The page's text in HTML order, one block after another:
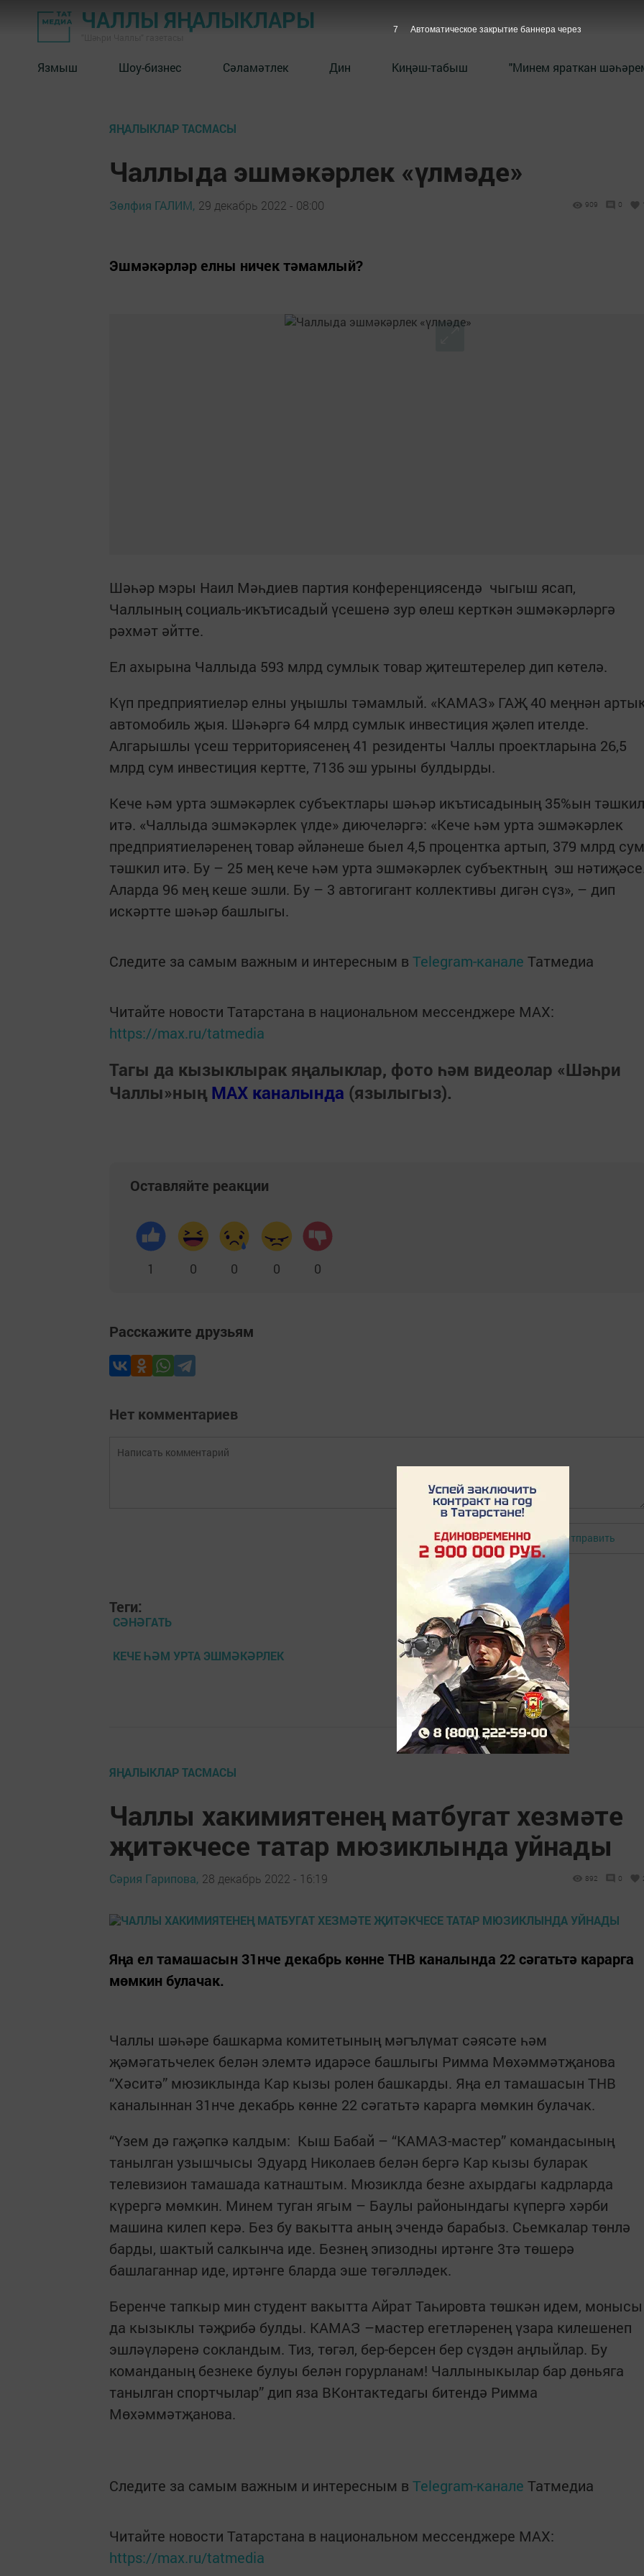
ЧАЛЛЫ ЯҢАЛЫКЛАРЫ
Язмыш Шоу-бизнес Сәламәтлек Дин Киңәш-табыш "Минем яраткан
ЯҢАЛЫКЛАР ТАСМАСЫ
Чаллыда эшмәкәрлек «үлмәде»
Зөлфия ГАЛИМ, 29 декабрь 2022 - 08:00 909 0
Эшмәкәрләр елны ничек тәмамлый?
Шәһәр мэры Наил Мәһдиев партия конференциясендә чыгыш ясап,
Чаллының социаль-икътисадый үсешенә зур өлеш керткән эшмәкәрләргә
рәхмәт әйтте.
Ел ахырына Чаллыда 593 млрд сумлык товар җитештерелер дип көтелә.
Күп предприятиеләр елны уңышлы тәмамлый. «КАМАЗ» ГАҖ 40 меңнән
автомобиль җыя. Шәһәргә 64 млрд сумлык инвестиция җәлеп ителде.
Алгарышлы үсеш территориясенең 41 резиденты Чаллы проектларына 26,5
млрд сум инвестиция кертте, 7136 эш урыны булдырды.
Кече һәм урта эшмәкәрлек субъектлары шәһәр икътисадының 35%ын тәшкил
итә. «Чаллыда эшмәкәрлек үлде» диючеләргә: «Кече һәм урта эшмәкәрлек
предприятиеләренең товар әйләнеше быел 4,5 процентка артып, 379 млрд сум
тәшкил итә. Бу – 25 мең кече һәм урта эшмәкәрлек субъектның эш
Аларда 96 мең кеше эшли. Бу – 3 автогигант коллективы дигән сүз», – дип
искәртте шәһәр башлыгы.
Следите за самым важным и интересным в Telegram-канале Татмедиа
Читайте новости Татарстана в национальном мессенджере MАХ:
https://max.ru/tatmedia
Тагы да кызыклырак яңалыклар, фото һәм видеолар «Шәһри
Чаллы»ның MAX каналында (язылыгыз).
Оставляйте реакции
1 0 0 0 0
Расскажите друзьям
Нет комментариев
Авторизоваться Отправить
Теги:
СӘНӘГАТЬ
КЕЧЕ ҺӘМ УРТА ЭШМӘКӘРЛЕК
ЯҢАЛЫКЛАР ТАСМАСЫ
Чаллы хакимиятенең матбугат хезмәте
җитәкчесе татар мюзиклында уйнады
Сәрия Гарипова, 28 декабрь 2022 - 16:19 892 0
Яңа ел тамашасын 31нче декабрь көнне ТНВ каналында 22 сәгатьтә карарга
мөмкин булачак.
Чаллы шәһәре башкарма комитетының мәгълүмат сәясәте һәм
җәмәгатьчелек белән элемтә идарәсе башлыгы Римма Мөхәммәтҗанова
“Хәситә” мюзиклында Кар кызы ролен башкарды. Яңа ел тамашасын ТНВ
каналыннан 31нче декабрь көнне 22 сәгатьтә карарга мөмкин булачак.
“Үзем дә гаҗәпкә калдым: Кыш Бабай – “КАМАЗ-мастер” командасының
танылган узышчысы Эдуард Николаев белән бергә Кар кызы буларак
телевизион тамашада катнаштым. Мюзиклда безне ахырдагы кадрларда
күрергә мөмкин. Минем туган ягым – Баулы районындагы күпергә хәрби
машина килеп керә. Без бу вакытта аның эчендә барабыз. Сьемкалар төнлә
барды, шактый салкынча иде. Безнең эпизодны иртәнге 3тә төшерә
башлаганнар иде, иртәнге 6ларда эше төгәлләдек.
Беренче тапкыр мин студент вакытта Айрат Таһировта төшкән идем, монысы
да кызыклы тәҗрибә булды. КАМАЗ –мастер егетләренең үзара килешенеп
эшләүләренә сокландым. Тиз, төгәл, бер-берсен бер сүздән аңлыйлар. Бу
команданың безнеке булуы белән горурланам! Чаллыныкылар бар дөньяга
танылган спортчылар” дип яза ВКонтактедагы битендә Римма
Мөхәммәтҗанова.
Следите за самым важным и интересным в Telegram-канале Татмедиа
Читайте новости Татарстана в национальном мессенджере MАХ:
https://max.ru/tatmedia
6 Автоматическое закрытие баннера через